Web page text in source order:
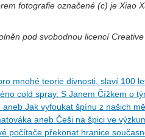
fotografie označené (c) je Xiao
pod svobodnou licencí
mnohé teorie divnosti, slaví 100
cold spray. S Janem Čížkem o
Jak vyfoukat špínu z našich
aneb Češi na špici ve
počítače překonat hranice